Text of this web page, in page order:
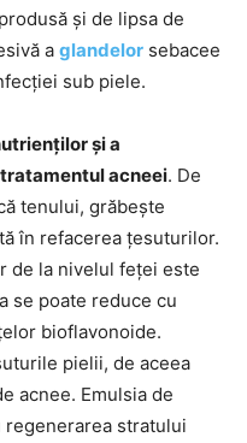
și de lipsa de
a glandelor sebacee
sub piele.
și a
acneei. De
tenului, grăbește
în refacerea țesuturilor.
de la nivelul feței este
se poate reduce cu
bioflavonoide.
pielii, de aceea
acnee. Emulsia de
stratului